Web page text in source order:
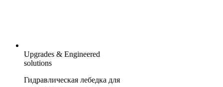
Upgrades & Engineered
solutions
Гидравлическая лебедка для